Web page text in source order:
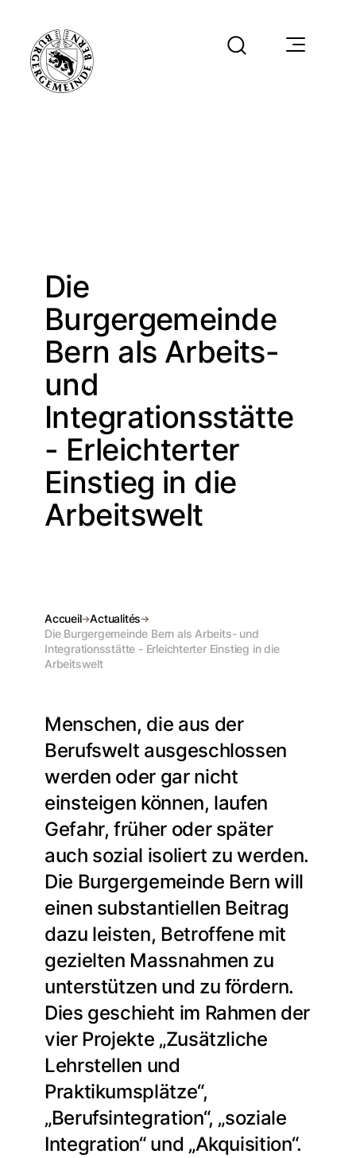
Die
Burgergemeinde
Bern als Arbeits-
und
Integrationsstätte
- Erleichterter
Einstieg in die
Arbeitswelt
Accueil
Actualités
Die Burgergemeinde Bern als Arbeits- und
Integrationsstätte - Erleichterter Einstieg in die
Arbeitswelt
Menschen, die aus der
Berufswelt ausgeschlossen
werden oder gar nicht
einsteigen können, laufen
Gefahr, früher oder später
auch sozial isoliert zu werden.
Die Burgergemeinde Bern will
einen substantiellen Beitrag
dazu leisten, Betroffene mit
gezielten Massnahmen zu
unterstützen und zu fördern.
Dies geschieht im Rahmen der
vier Projekte „Zusätzliche
Lehrstellen und
Praktikumsplätze“,
„Berufsintegration“, „soziale
Integration“ und „Akquisition“.